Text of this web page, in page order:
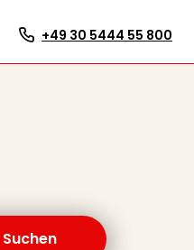
+49 30 5444 55 800
Suchen